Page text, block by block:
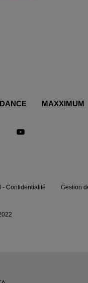
MAXXIMUM
- Confidentialité Gestion